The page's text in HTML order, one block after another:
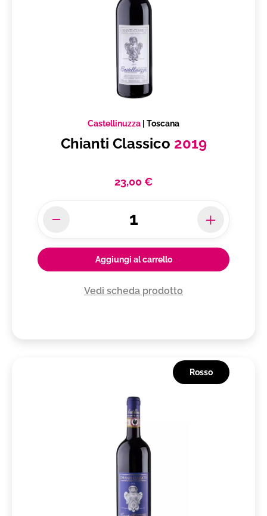
Castellinuzza Toscana
Chianti Classico 2019
23,00 €
Aggiungi al carrello
Vedi scheda prodotto
Rosso